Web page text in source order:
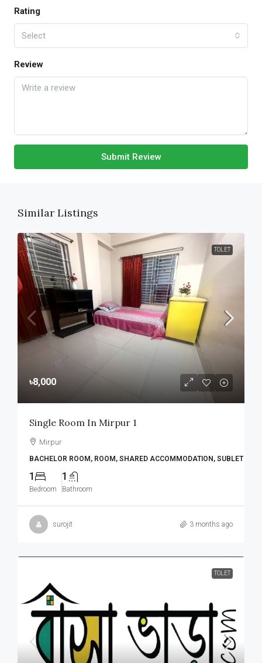
Rating
Select
Review
Submit Review
Similar Listings
TOLET
৳8,000
Single Room In Mirpur 1
Mirpur
BACHELOR ROOM, ROOM, SHARED ACCOMMODATION, SUBLET
1
Bedroom
1
Bathroom
surojit 3 months ago
TOLET